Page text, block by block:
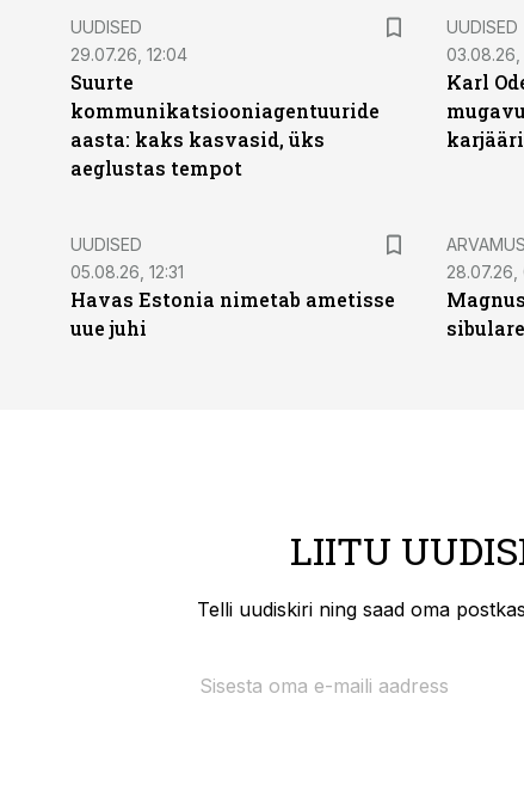
UUDISED
29.07.26, 12:04
Suurte
kommunikatsiooniagentuuride
aasta: kaks kasvasid, üks
aeglustas tempot
UUDISED
03.08.26,
Karl
UUDISED
05.08.26, 12:31
Havas Estonia nimetab ametisse
uue juhi
LIITU
Telli uudiskiri ning saad oma